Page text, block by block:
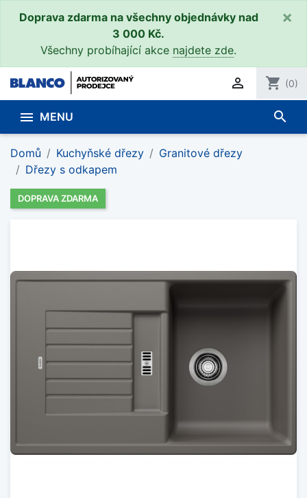
Doprava zdarma na všechny objednávky nad
3 000 Kč.
Všechny probíhající akce najdete zde.
×
 shopping_cart (0)
 MENU search
Domů Kuchyňské dřezy
Granitové dřezy
Dřezy s odkapem
DOPRAVA ZDARMA